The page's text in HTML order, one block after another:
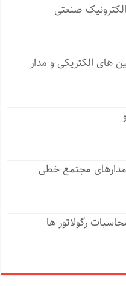
صنعتی
های الکتریکی و مدار
مدارهای مجتمع خطی
رگولاتور ها